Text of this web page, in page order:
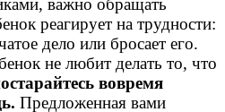
важно обращать
реагирует на трудности:
дело или бросает его.
не любит делать то, что
вовремя
Предложенная вами